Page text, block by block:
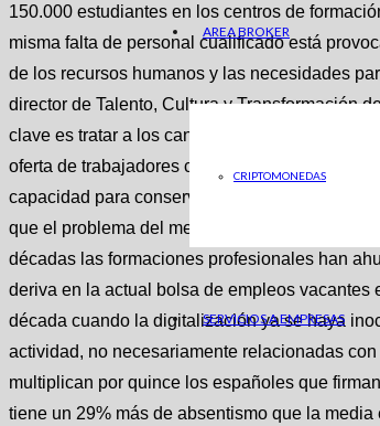
AREA BROKER
CRIPTOMONEDAS
SERVICIOS A EMPRESAS
150.000 estudiantes en los centros de
misma falta de personal cualificado está
de los recursos humanos y las necesidades
director de Talento, Cultura y Transformación
clave es tratar a los candidatos al puesto de
oferta de trabajadores cualificados, los
capacidad para conservar en la empresa a
que el problema del mercado laboral en
décadas las formaciones profesionales han
deriva en la actual bolsa de empleos
década cuando la digitalización ya se haya
actividad, no necesariamente relacionadas
multiplican por quince los españoles que
tiene un 29% más de absentismo que la